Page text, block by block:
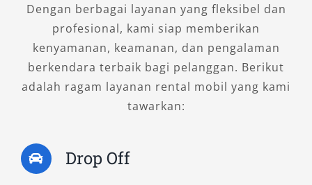
3. Sesuaikan Jenis Mobil dengan
Kebutuhan Perjalanan
Pilih kendaraan sesuai kebutuhan, baik untuk
perjalanan pribadi, keluarga, atau rombongan.
Sewa mobil Jombang harian dengan city car
minibus lebih ideal untuk perjalanan bersama
banyak penumpang.
Dengan berbagai layanan yang fleksibel dan
profesional, kami siap memberikan
kenyamanan, keamanan, dan pengalaman
berkendara terbaik bagi pelanggan. Berikut
adalah ragam layanan rental mobil yang kami
tawarkan:
Drop Off